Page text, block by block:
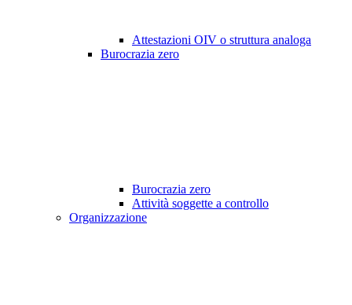
Attestazioni OIV o struttura analoga
Burocrazia zero
Burocrazia zero
Attività soggette a controllo
Organizzazione